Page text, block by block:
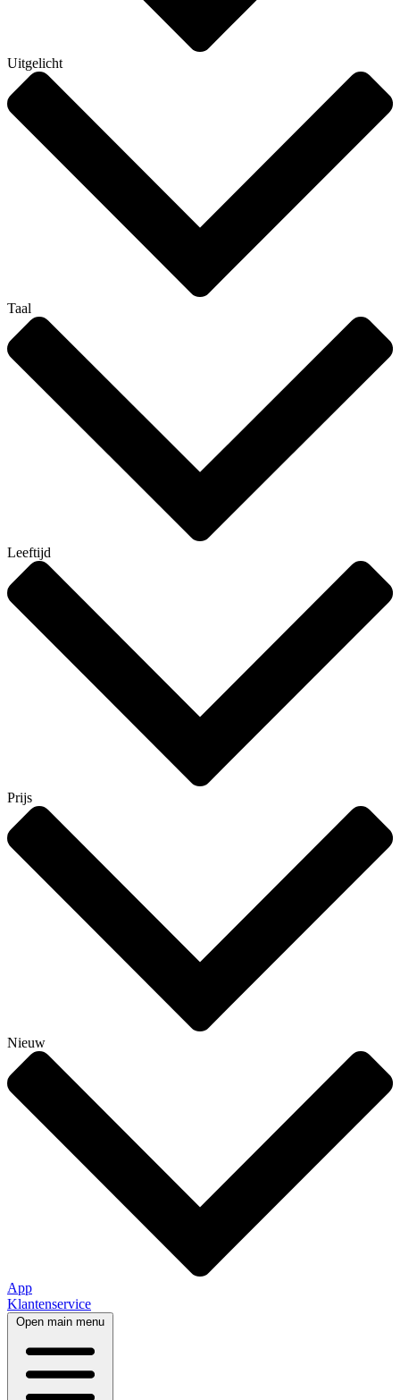
Uitgelicht
Taal
Leeftijd
Prijs
Nieuw
App
Klantenservice
Open main menu